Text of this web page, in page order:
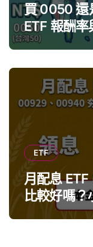
買 0050 還
ETF 報酬
ETF
月配息
比較好嗎？